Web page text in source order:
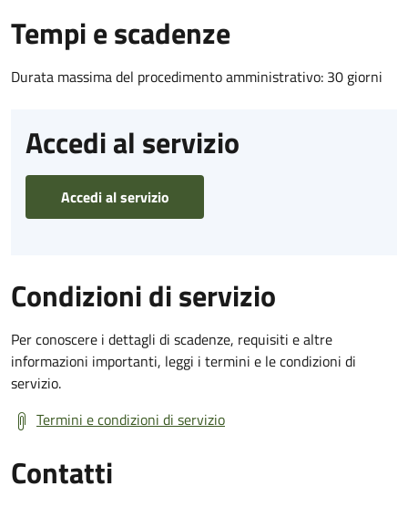
Tempi e scadenze
Durata massima del procedimento amministrativo: 30 giorni
Accedi al servizio
Accedi al servizio
Condizioni di servizio
Per conoscere i dettagli di scadenze, requisiti e altre
informazioni importanti, leggi i termini e le condizioni di
servizio.
Termini e condizioni di servizio
Contatti